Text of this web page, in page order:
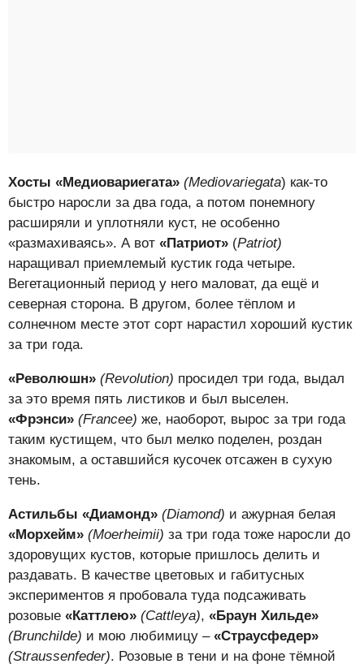
Хосты «Медиовариегата» (Mediovariegata) как-то
быстро наросли за два года, а потом понемногу
расширяли и уплотняли куст, не особенно
«размахиваясь». А вот «Патриот» (Patriot)
наращивал приемлемый кустик года четыре.
Вегетационный период у него маловат, да ещё и
северная сторона. В другом, более тёплом и
солнечном месте этот сорт нарастил хороший кустик
за три года.
«Революшн» (Revolution) просидел три года, выдал
за это время пять листиков и был выселен.
«Фрэнси» (Francee) же, наоборот, вырос за три года
таким кустищем, что был мелко поделен, роздан
знакомым, а оставшийся кусочек отсажен в сухую
тень.
Астильбы «Диамонд» (Diamond) и ажурная белая
«Морхейм» (Moerheimii) за три года тоже наросли до
здоровущих кустов, которые пришлось делить и
раздавать. В качестве цветовых и габитусных
экспериментов я пробовала туда подсаживать
розовые «Каттлею» (Cattleya), «Браун Хильде»
(Brunchilde) и мою любимицу –«Страусфедер»
(Straussenfeder). Розовые в тени и на фоне тёмной